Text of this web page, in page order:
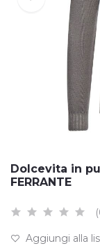
Dolcevita in
FERRANTE
Aggiungi alla